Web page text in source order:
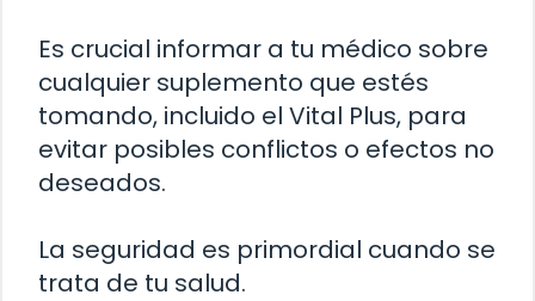
Es crucial informar a tu médico sobre
cualquier suplemento que estés
tomando, incluido el Vital Plus, para
evitar posibles conflictos o efectos no
deseados.
La seguridad es primordial cuando se
trata de tu salud.